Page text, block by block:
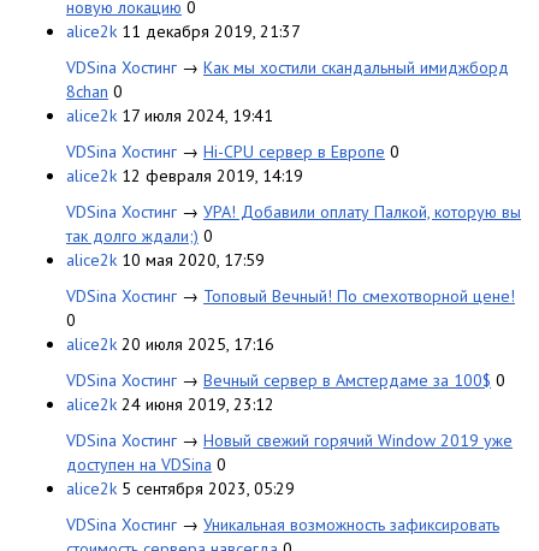
новую локацию 0
alice2k 11 декабря 2019, 21:37
VDSina Хостинг → Как мы хостили скандальный имиджборд
8chan 0
alice2k 17 июля 2024, 19:41
VDSina Хостинг → Hi-CPU сервер в Европе 0
alice2k 12 февраля 2019, 14:19
VDSina Хостинг → УРА! Добавили оплату Палкой, которую вы
так долго ждали;) 0
alice2k 10 мая 2020, 17:59
VDSina Хостинг → Топовый Вечный! По смехотворной цене!
0
alice2k 20 июля 2025, 17:16
VDSina Хостинг → Вечный сервер в Амстердаме за 100$ 0
alice2k 24 июня 2019, 23:12
VDSina Хостинг → Новый свежий горячий Window 2019 уже
доступен на VDSina 0
alice2k 5 сентября 2023, 05:29
VDSina Хостинг → Уникальная возможность зафиксировать